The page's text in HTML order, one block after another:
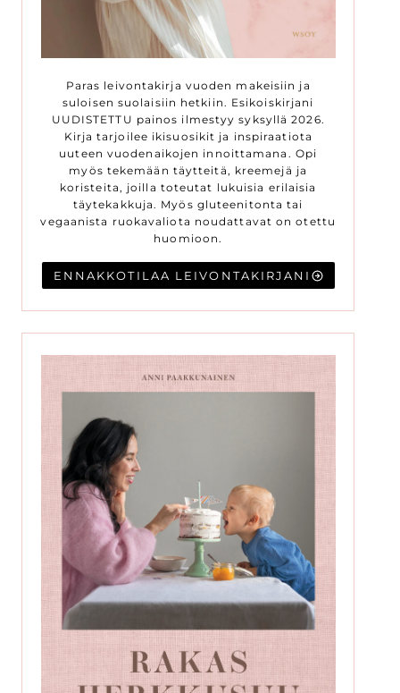
Paras leivontakirja vuoden makeisiin ja
suloisen suolaisiin hetkiin. Esikoiskirjani
UUDISTETTU painos ilmestyy syksyllä 2026.
Kirja tarjoilee ikisuosikit ja inspiraatiota
uuteen vuodenaikojen innoittamana. Opi
myös tekemään täytteitä, kreemejä ja
koristeita, joilla toteutat lukuisia erilaisia
täytekakkuja. Myös gluteenitonta tai
vegaanista ruokavaliota noudattavat on otettu
huomioon.
ENNAKKOTILAA LEIVONTAKIRJANI